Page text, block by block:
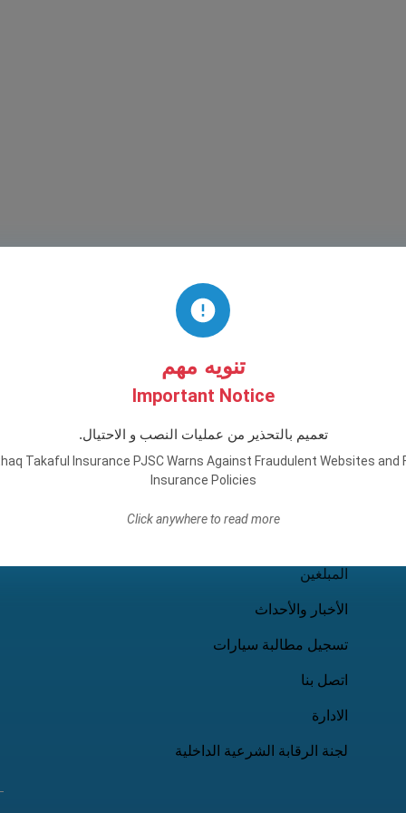
تنويه مهم
Important Notice
تعميم بالتحذير من عمليات النصب و الاحتيال.
Takaful Insurance PJSC Warns Against Fraudulent Websites and
Insurance Policies
Click anywhere to read more
المبلغين
الأخبار والأحداث
تسجيل مطالبة سيارات
اتصل بنا
الادارة
لجنة الرقابة الشرعية الداخلية